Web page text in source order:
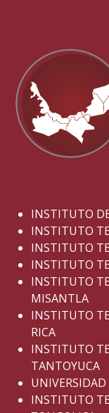
INSTITUTO
INSTITUTO
INSTITUTO
INSTITUTO
INSTITUTO
MISANTLA
INSTITUTO
RICA
INSTITUTO
TANTOYUCA
INSTITUTO